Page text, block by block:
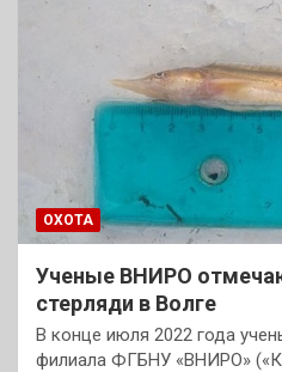
ОХОТА
Ученые ВНИРО
стерляди в Волге
В конце июля 2022 года
филиала ФГБНУ «ВНИРО»